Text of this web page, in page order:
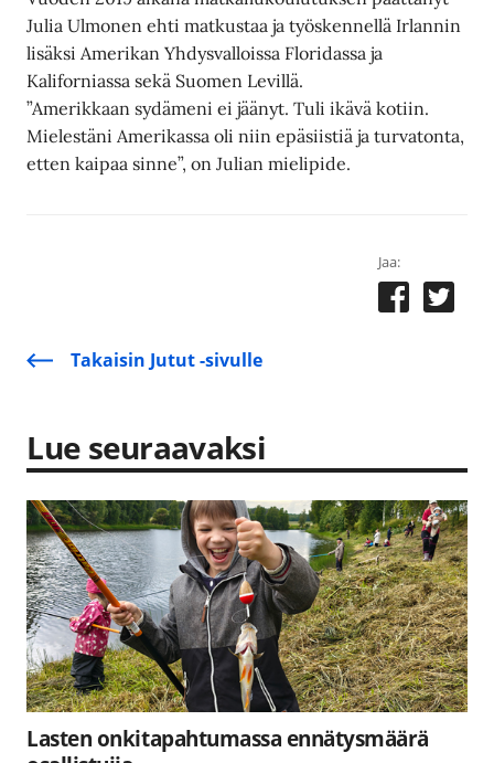
Julia Ulmonen ehti matkustaa ja työskennellä Irlannin
lisäksi Amerikan Yhdysvalloissa Floridassa ja
Kaliforniassa sekä Suomen Levillä.
”Amerikkaan sydämeni ei jäänyt. Tuli ikävä kotiin.
Mielestäni Amerikassa oli niin epäsiistiä ja turvatonta,
etten kaipaa sinne”, on Julian mielipide.
Jaa:
Takaisin Jutut -sivulle
Lue seuraavaksi
Lasten onkitapahtumassa ennätysmäärä